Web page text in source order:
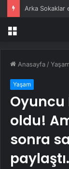
Menü
Anasayfa /
Yaşam
Oyuncu
oldu!
sonra
paylaştı.